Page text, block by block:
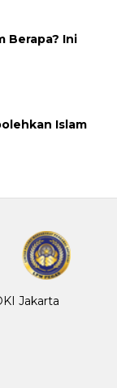
Berapa? Ini
Islam
Jakarta